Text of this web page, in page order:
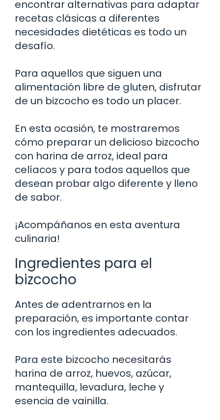
encontrar alternativas para adaptar
recetas clásicas a diferentes
necesidades dietéticas es todo un
desafío.
Para aquellos que siguen una
alimentación libre de gluten, disfrutar
de un bizcocho es todo un placer.
En esta ocasión, te mostraremos
cómo preparar un delicioso bizcocho
con harina de arroz, ideal para
celíacos y para todos aquellos que
desean probar algo diferente y lleno
de sabor.
¡Acompáñanos en esta aventura
culinaria!
Ingredientes para el
bizcocho
Antes de adentrarnos en la
preparación, es importante contar
con los ingredientes adecuados.
Para este bizcocho necesitarás
harina de arroz, huevos, azúcar,
mantequilla, levadura, leche y
esencia de vainilla.